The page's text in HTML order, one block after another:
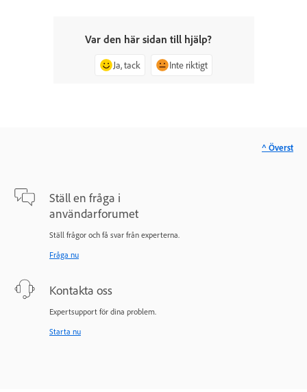
Var den här sidan till hjälp?
Ja, tack Inte riktigt
Ställ en fråga i
användarforumet
Ställ frågor och få svar från experterna.
Fråga nu
Kontakta oss
Expertsupport för dina problem.
Starta nu
^ Överst